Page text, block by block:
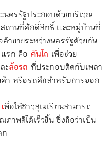
นครรัฐประกอบด้วยบริเวณ
ถานที่ศักดิ์สิทธิ์ และหมู่บ้านที่
าขายระหว่างนครรัฐด้วยกัน
รก คือ คันไถ เพื่อช่วย
ะล้อรถ ที่ประกอบติดกับเพลา
ค้า หรือรถศึกสำหรับการออก
พื่อให้ชาวสุเมเรียนสามารถ
าพดีได้เร็วขึ้น ซึ่งถือว่าเป็น